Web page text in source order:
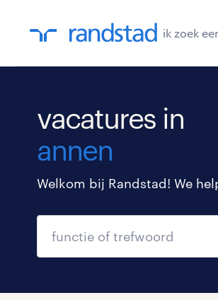
ik zoek
vacatures in
annen
Welkom bij Randstad! We